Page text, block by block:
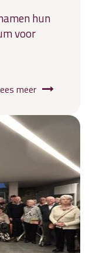
hun
voor
meer